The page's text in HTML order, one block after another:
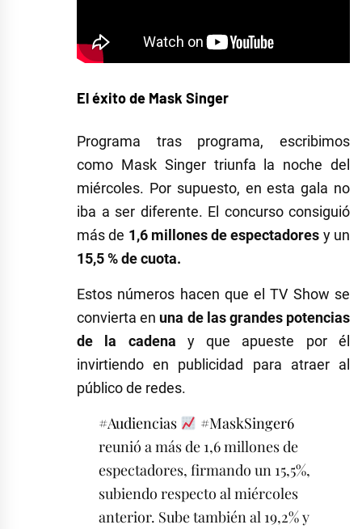
El éxito de Mask Singer
Programa tras programa, escribimos
como Mask Singer triunfa la noche del
miércoles. Por supuesto, en esta gala no
iba a ser diferente. El concurso consiguió
más de 1,6 millones de espectadores y un
15,5 % de cuota.
Estos números hacen que el TV Show se
convierta en una de las grandes potencias
de la cadena y que apueste por él
invirtiendo en publicidad para atraer al
público de redes.
#Audiencias
#MaskSinger6
reunió a más de 1,6 millones de
espectadores, firmando un 15,5%,
subiendo respecto al miércoles
anterior. Sube también al 19,2% y